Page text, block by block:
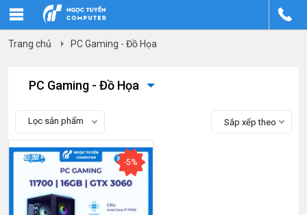
Trang chủ PC Gaming - Đồ Họa
PC Gaming - Đồ Họa
Lọc sản phẩm Sắp xếp theo
-5%